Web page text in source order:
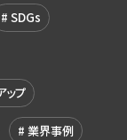
SDGs
ップ
業界事例